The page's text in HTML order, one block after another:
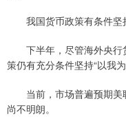
我国货币政策有条件坚
下半年，尽管海外央行
策仍有充分条件坚持“以我为
当前，市场普遍预期美
尚不明朗。